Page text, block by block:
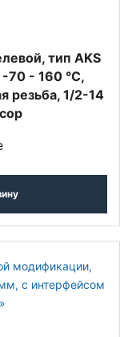
тип AKS
-70 - 160 °C,
резьба, 1/2-14